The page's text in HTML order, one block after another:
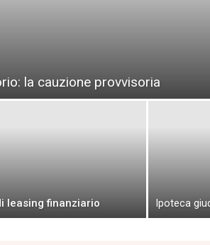
la cauzione provvisoria
leasing finanziario Ipoteca